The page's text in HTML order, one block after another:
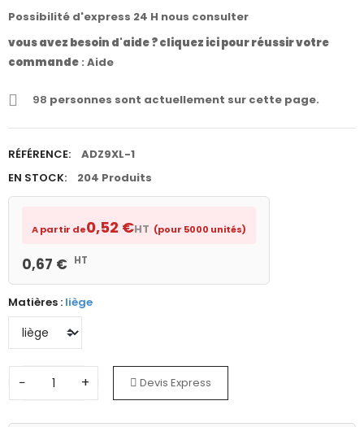
Possibilité d'express 24 H nous consulter
vous avez besoin d'aide ? cliquez ici pour réussir votre
commande : Aide
98 personnes sont actuellement sur cette page.
RÉFÉRENCE:
ADZ9XL-1
EN STOCK:
204 Produits
A partir de0,52 €HT (pour 5000 unités)
0,67 € HT
Matières : liège
− + Devis Express